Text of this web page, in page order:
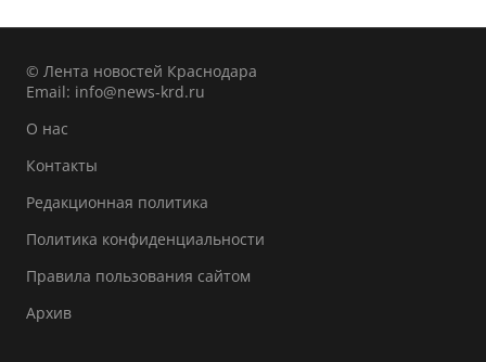
© Лента новостей Краснодара
Email: info@news-krd.ru
О нас
Контакты
Редакционная политика
Политика конфиденциальности
Правила пользования сайтом
Архив